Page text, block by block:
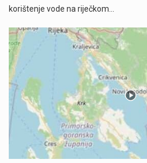
korištenje vode na riječkom…